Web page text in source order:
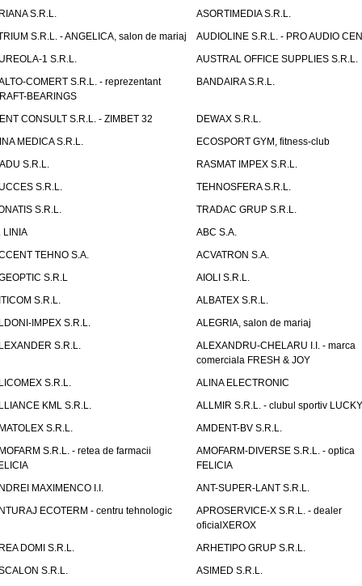
S.R.L.
ASORTIMEDIA S.R.L.
S.R.L. - ANGELICA, salon de mariaj
AUDIOLINE S.R.L. - PRO AUDIO
1 S.R.L.
AUSTRAL OFFICE SUPPLIES S.R.L.
COMERT S.R.L. - reprezentant
BEARINGS
BANDAIRA S.R.L.
CONSULT S.R.L. - ZIMBET 32
DEWAX S.R.L.
MEDICA S.R.L.
ECOSPORT GYM, fitness-club
S.R.L.
RASMAT IMPEX S.R.L.
S.R.L.
TEHNOSFERA S.R.L.
S.R.L.
TRADAC GRUP S.R.L.
LINIA
ABC S.A.
TEHNO S.A.
ACVATRON S.A.
S.R.L
AIOLI S.R.L.
S.R.L.
ALBATEX S.R.L.
IMPEX S.R.L.
ALEGRIA, salon de mariaj
S.R.L.
ALEXANDRU-CHELARU I.I. - marca
comerciala FRESH & JOY
S.R.L.
ALINA ELECTRONIC
KML S.R.L.
ALLMIR S.R.L. - clubul sportiv
S.R.L.
AMDENT-BV S.R.L.
S.R.L. - retea de farmacii
AMOFARM-DIVERSE S.R.L. - optica
FELICIA
MAXIMENCO I.I.
ANT-SUPER-LANT S.R.L.
ECOTERM - centru tehnologic
APROSERVICE-X S.R.L. - dealer
oficialXEROX
DOMI S.R.L.
ARHETIPO GRUP S.R.L.
S.R.L.
ASIMED S.R.L.